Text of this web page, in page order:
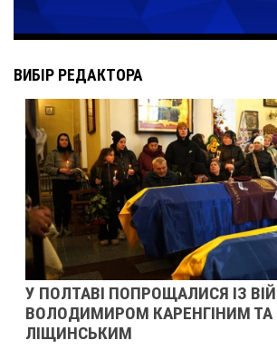
ВИБІР РЕДАКТОРА
У ПОЛТАВІ ПОПРОЩАЛИСЯ ІЗ
ВОЛОДИМИРОМ КАРЕНГІНИМ ТА
ЛІЩИНСЬКИМ